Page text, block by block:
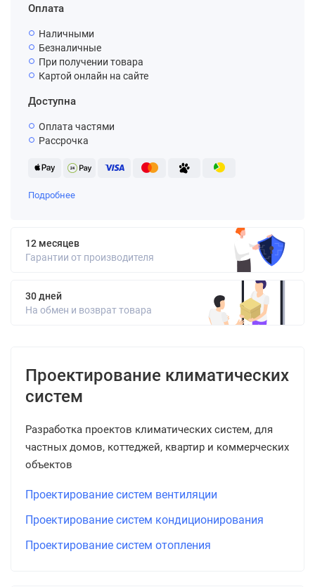
Оплата
Наличными
Безналичные
При получении товара
Картой онлайн на сайте
Доступна
Оплата частями
Рассрочка
Подробнее
12 месяцев
Гарантии от производителя
30 дней
На обмен и возврат товара
Проектирование климатических
систем
Разработка проектов климатических систем, для
частных домов, коттеджей, квартир и коммерческих
объектов
Проектирование систем вентиляции
Проектирование систем кондиционирования
Проектирование систем отопления